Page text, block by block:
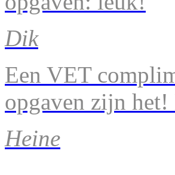
Dik
Een VET
opgaven zijn het!
Heine